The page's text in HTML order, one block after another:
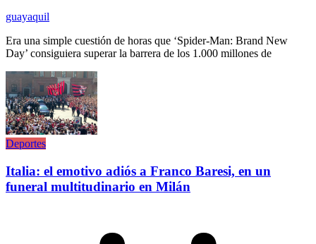
guayaquil
Era una simple cuestión de horas que ‘Spider-Man: Brand New
Day’ consiguiera superar la barrera de los 1.000 millones de
Deportes
Italia: el emotivo adiós a Franco Baresi, en un
funeral multitudinario en Milán